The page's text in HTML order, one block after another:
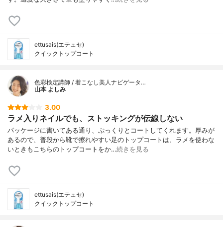
ettusais(エテュセ)
クイックトップコート
色彩検定講師 / 着こなし美人ナビゲータ…
山本 よしみ
3.00
ラメ入りネイルでも、ストッキングが伝線しない
パッケージに書いてある通り、ぷっくりとコートしてくれます。厚みが
あるので、普段から靴で擦れやすい足のトップコートは、ラメを使わな
いときもこちらのトップコートをか…続きを見る
ettusais(エテュセ)
クイックトップコート